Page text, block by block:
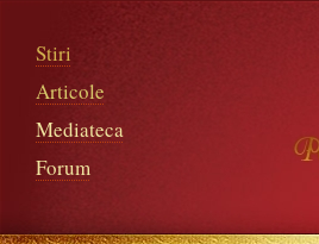
Stiri
Articole
Mediateca
Forum